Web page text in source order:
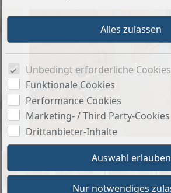
Unbedingt erforderliche Cookies
Funktionale Cookies
Performance Cookies
Marketing- / Third Party-Cookies
Drittanbieter-Inhalte